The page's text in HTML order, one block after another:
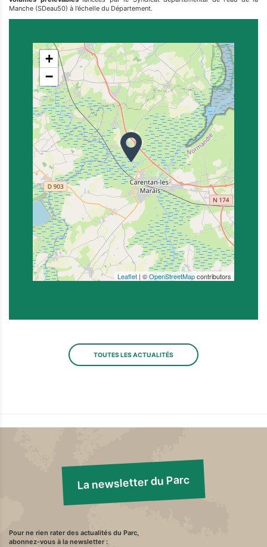
Manche (SDeau50) à l’échelle du Département.
+
−
Leaflet | ©OpenStreetMapcontributors
TOUTES LES ACTUALITÉS
La newsletter du Parc
Pour ne rien rater des actualités du Parc,
abonnez-vous à la newsletter :